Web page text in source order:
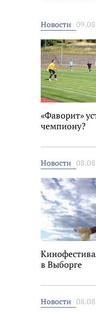
Новости
«Фаворит»
чемпиону?
Новости
в Выборге
Новости